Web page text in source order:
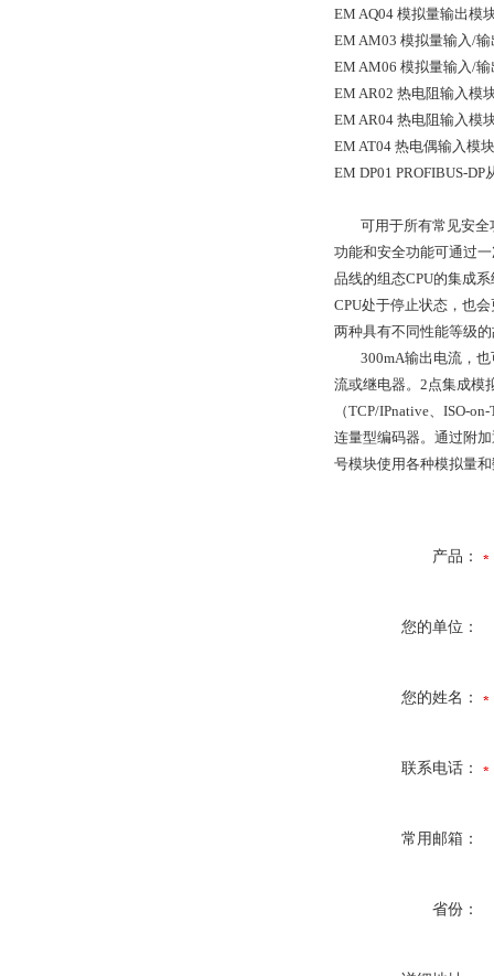
EM AQ04 模拟量输出模
EM AM03 模拟量输入/
EM AM06 模拟量输入/
EM AR02 热电阻输入模
EM AR04 热电阻输入模
EM AT04 热电偶输入模
EM DP01 PROFIBUS-
可用于所有常见安全功
功能和安全功能可通过一
品线的组态CPU的集成
CPU处于停止状态，也
两种具有不同性能等级
300mA输出电流，也
流或继电器。2点集成模
（TCP/IPnative、ISO-
连量型编码器。通过附
号模块使用各种模拟量
产品：
您的单位：
您的姓名：
联系电话：
常用邮箱：
省份：